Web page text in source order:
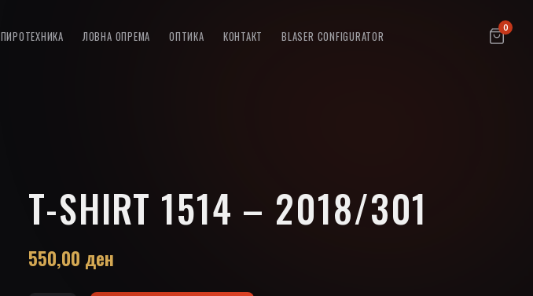
ПИРОТЕХНИКА ЛОВНА ОПРЕМА ОПТИКА КОНТАКТ BLASER CONFIGURATOR
0
T-SHIRT 1514 – 2018/301
550,00 ден